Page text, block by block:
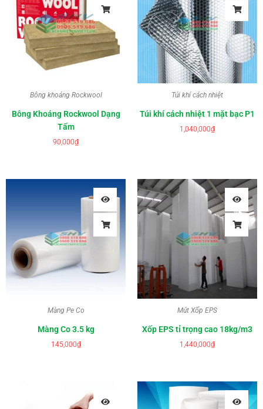
Bông khoáng Rockwool
Bông Khoáng Rockwool Dạng
Tấm
90,000₫
Túi khí cách nhiệt
Túi khí cách nhiệt 1 mặt bạc P1
1,040,000₫
Màng Pe Co
Màng Co 3.5 kg
145,000₫
Mút Xốp EPS
Xốp EPS tỉ trọng cao 18kg/m3
1,440,000₫